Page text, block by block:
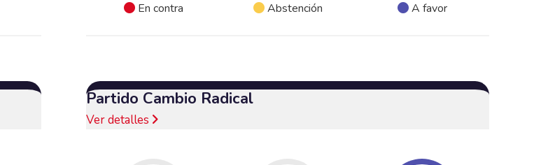
En contra Abstención A favor
Partido Cambio Radical
Ver detalles